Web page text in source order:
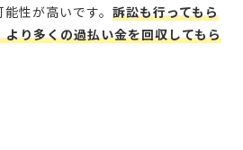
性が高いです。 訴訟も行ってもら
り多くの過払い金を回収してもら